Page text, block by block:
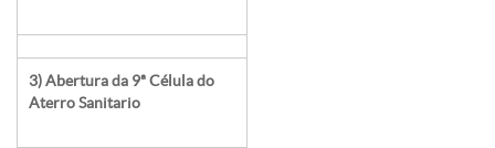
3) Abertura da 9ª Célula do
Aterro Sanitario